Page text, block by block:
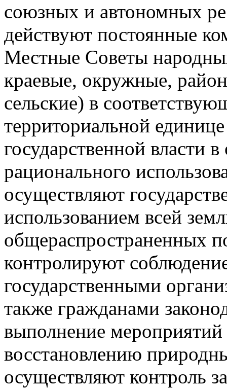
союзных и автономных
действуют постоянные
Местные Советы
краевые, окружные,
сельские) в
территориальной
государственной власти
рационального
осуществляют
использованием всей
общераспространенных
контролируют
государственными
также гражданами
выполнение
восстановлению
осуществляют контроль